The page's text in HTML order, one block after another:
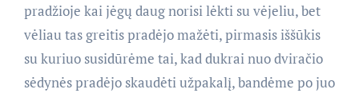
pradžioje kai jėgų daug norisi lėkti su vėjeliu, bet
vėliau tas greitis pradėjo mažėti, pirmasis iššūkis
su kuriuo susidūrėme tai, kad dukrai nuo dviračio
sėdynės pradėjo skaudėti užpakalį, bandėme po juo